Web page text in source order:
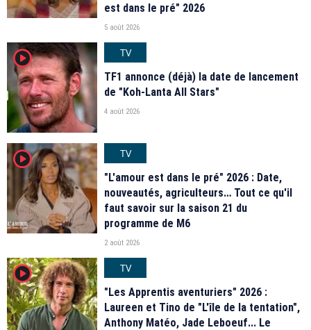
est dans le pré" 2026
5 août 2026
player2
TV
TF1 annonce (déjà) la date de lancement
de "Koh-Lanta All Stars"
4 août 2026
player2
TV
"L'amour est dans le pré" 2026 : Date,
nouveautés, agriculteurs… Tout ce qu'il
faut savoir sur la saison 21 du
programme de M6
2 août 2026
player2
TV
"Les Apprentis aventuriers" 2026 :
Laureen et Tino de "L'île de la tentation",
Anthony Matéo, Jade Leboeuf... Le